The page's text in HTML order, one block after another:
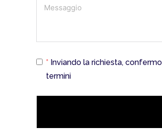
* Inviando la richiesta,
termini